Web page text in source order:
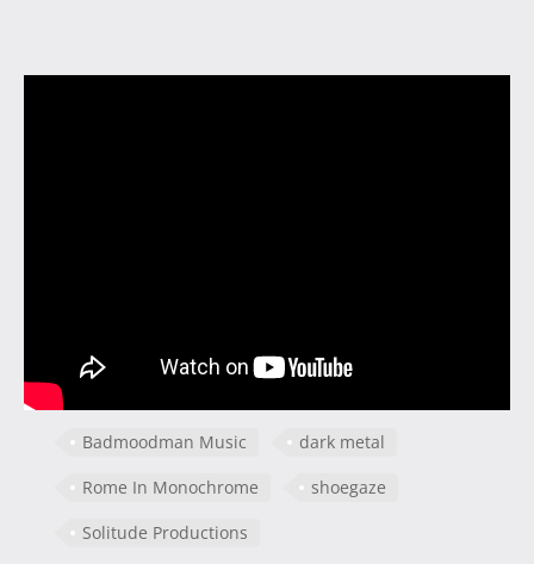
Badmoodman Music
dark metal
Rome In Monochrome
shoegaze
Solitude Productions